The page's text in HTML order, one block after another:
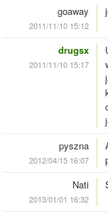
goaway
2011/11/10 15:12
drugsx
2011/11/10 15:17
pyszna
2012/04/15 16:07
Nati
2013/01/01 16:32